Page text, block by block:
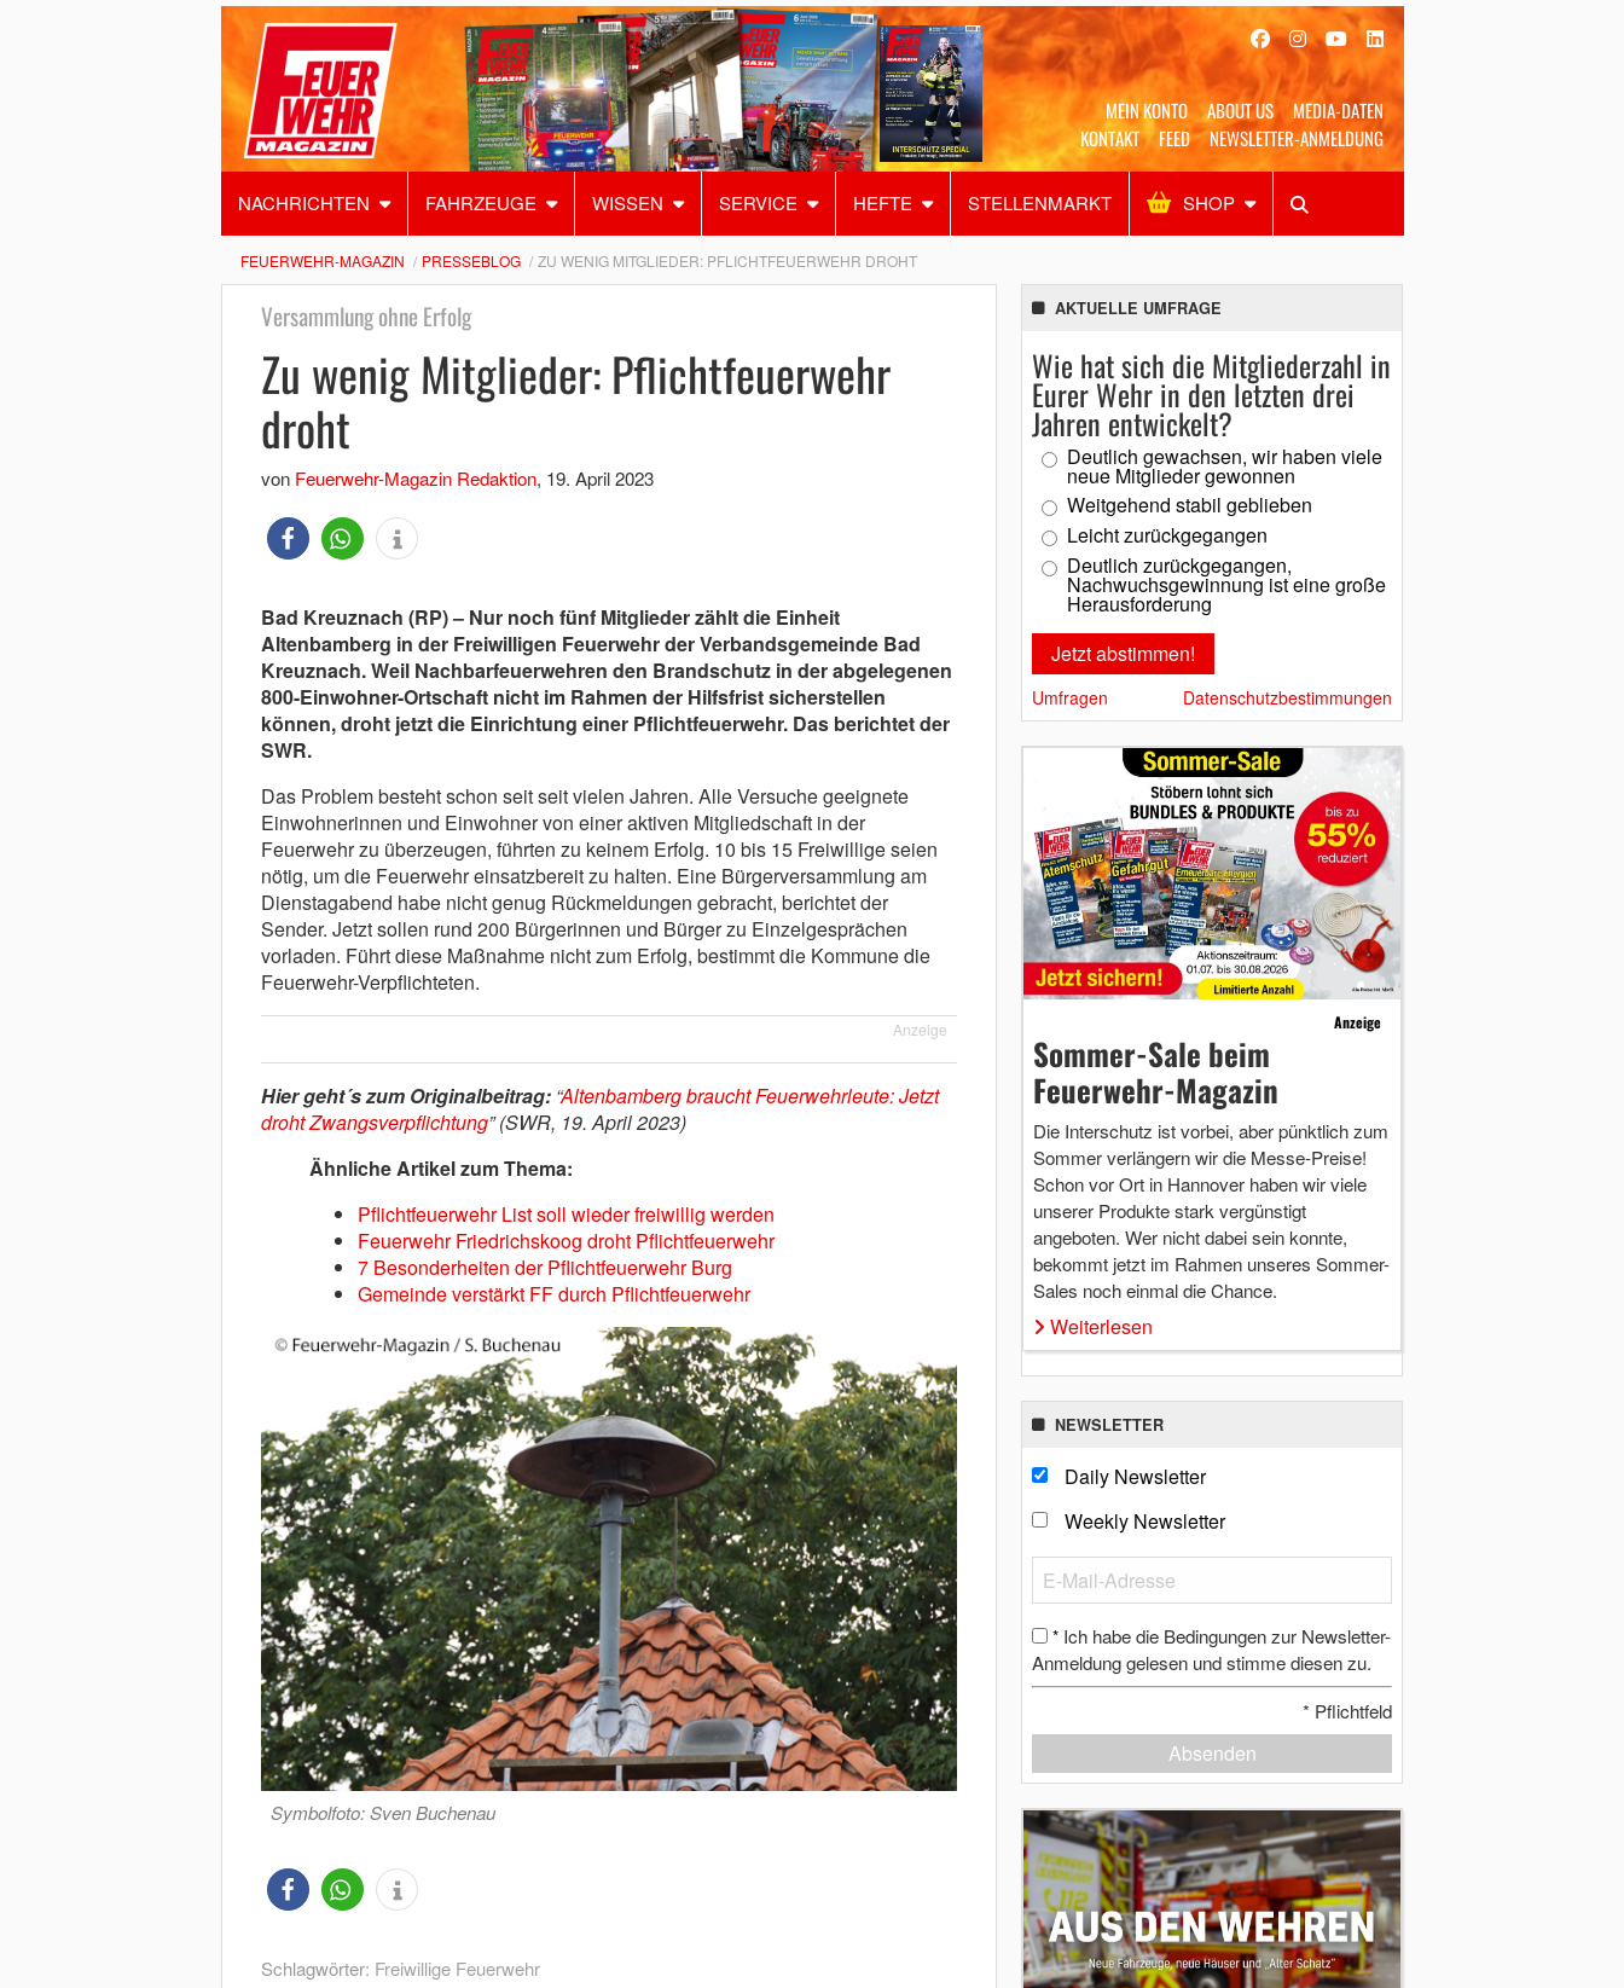
MEIN KONTO ABOUT US
MEDIA-DATEN
KONTAKT
FEED NEWSLETTER-ANMELDUNG
NACHRICHTEN FAHRZEUGE WISSEN SERVICE HEFTE STELLENMARKT SHOP
Alles Shop SUCHEN
FEUERWEHR-MAGAZIN PRESSEBLOG ZU WENIG MITGLIEDER: PFLICHTFEUERWEHR DROHT
Versammlung ohne Erfolg
Zu wenig Mitglieder: Pflichtfeuerwehr
droht
von Feuerwehr-Magazin Redaktion, 19. April 2023
Bad Kreuznach (RP) – Nur noch fünf Mitglieder zählt die Einheit
Altenbamberg in der Freiwilligen Feuerwehr der Verbandsgemeinde Bad
Kreuznach. Weil Nachbarfeuerwehren den Brandschutz in der abgelegenen
800-Einwohner-Ortschaft nicht im Rahmen der Hilfsfrist sicherstellen
können, droht jetzt die Einrichtung einer Pflichtfeuerwehr. Das berichtet der
SWR.
Das Problem besteht schon seit seit vielen Jahren. Alle Versuche geeignete
Einwohnerinnen und Einwohner von einer aktiven Mitgliedschaft in der
Feuerwehr zu überzeugen, führten zu keinem Erfolg. 10 bis 15 Freiwillige seien
nötig, um die Feuerwehr einsatzbereit zu halten. Eine Bürgerversammlung am
Dienstagabend habe nicht genug Rückmeldungen gebracht, berichtet der
Sender. Jetzt sollen rund 200 Bürgerinnen und Bürger zu Einzelgesprächen
vorladen. Führt diese Maßnahme nicht zum Erfolg, bestimmt die Kommune die
Feuerwehr-Verpflichteten.
Anzeige
Hier geht´s zum Originalbeitrag:“Altenbamberg braucht Feuerwehrleute: Jetzt
droht Zwangsverpflichtung” (SWR, 19. April 2023)
Ähnliche Artikel zum Thema:
Pflichtfeuerwehr List soll wieder freiwillig werden
Feuerwehr Friedrichskoog droht Pflichtfeuerwehr
7 Besonderheiten der Pflichtfeuerwehr Burg
Gemeinde verstärkt FF durch Pflichtfeuerwehr
Symbolfoto: Sven Buchenau
Schlagwörter: Freiwillige Feuerwehr
AKTUELLE UMFRAGE
Wie hat sich die Mitgliederzahl in
Eurer Wehr in den letzten drei
Jahren entwickelt?
Deutlich gewachsen, wir haben viele
neue Mitglieder gewonnen
Weitgehend stabil geblieben
Leicht zurückgegangen
Deutlich zurückgegangen,
Nachwuchsgewinnung ist eine große
Herausforderung
Umfragen Datenschutzbestimmungen
Anzeige
Sommer-Sale beim
Feuerwehr-Magazin
Die Interschutz ist vorbei, aber pünktlich zum
Sommer verlängern wir die Messe-Preise!
Schon vor Ort in Hannover haben wir viele
unserer Produkte stark vergünstigt
angeboten. Wer nicht dabei sein konnte,
bekommt jetzt im Rahmen unseres Sommer-
Sales noch einmal die Chance.
Weiterlesen
NEWSLETTER
Daily Newsletter
Weekly Newsletter
* Ich habe die Bedingungen zur Newsletter-
Anmeldung gelesen und stimme diesen zu.
* Pflichtfeld
Absenden